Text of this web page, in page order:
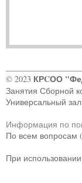
© 2023 КРCОО
Занятия Сборной
Универсальный
Информация по
По всем вопросам
При